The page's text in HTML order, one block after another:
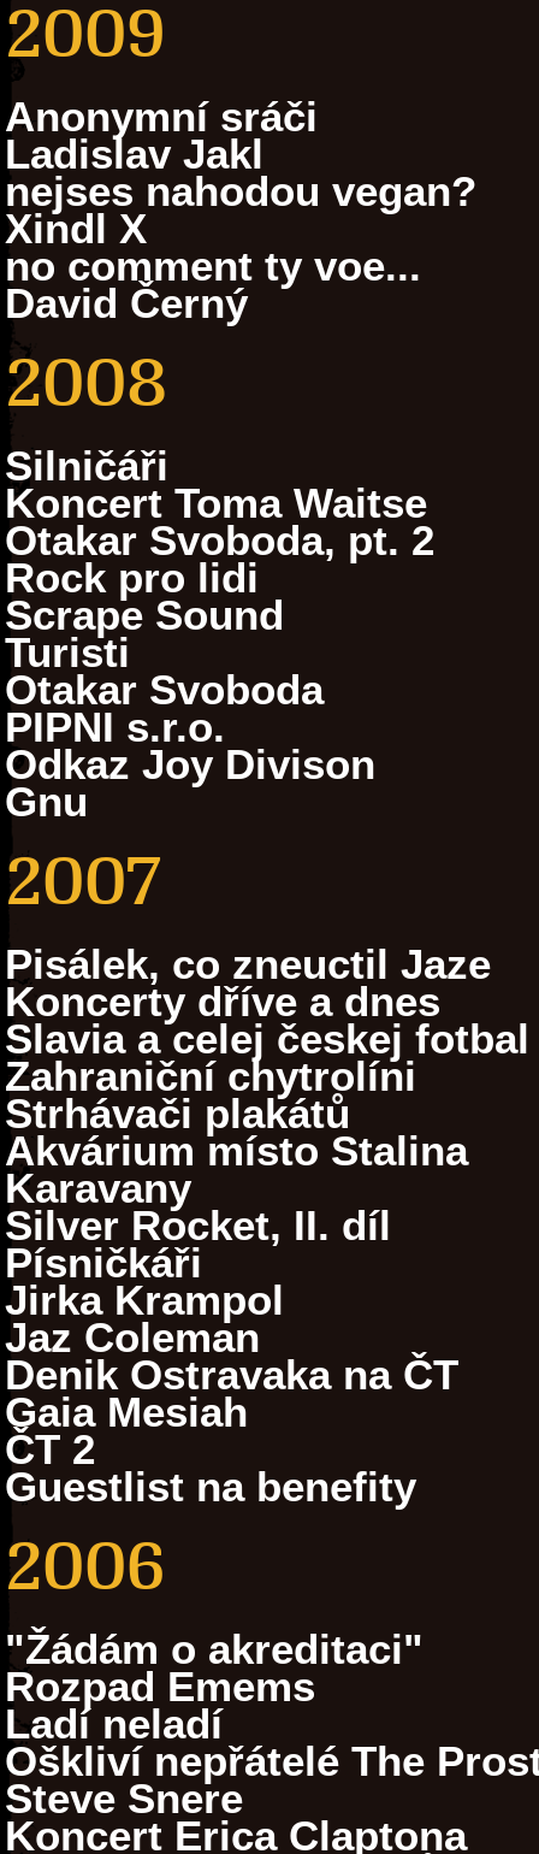
2009
Anonymní sráči
Ladislav Jakl
nejses nahodou vegan?
Xindl X
no comment ty voe...
David Černý
2008
Silničáři
Koncert Toma Waitse
Otakar Svoboda, pt. 2
Rock pro lidi
Scrape Sound
Turisti
Otakar Svoboda
PIPNI s.r.o.
Odkaz Joy Divison
Gnu
2007
Pisálek, co zneuctil Jaze
Koncerty dříve a dnes
Slavia a celej českej fotbal
Zahraniční chytrolíni
Strhávači plakátů
Akvárium místo Stalina
Karavany
Silver Rocket, II. díl
Písničkáři
Jirka Krampol
Jaz Coleman
Denik Ostravaka na ČT
Gaia Mesiah
ČT 2
Guestlist na benefity
2006
"Žádám o akreditaci"
Rozpad Emems
Ladí neladí
Oškliví nepřátelé The
Steve Snere
Koncert Erica Claptona